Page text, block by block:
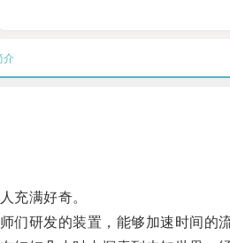
介
满好奇。
研发的装置，能够加速时间的流